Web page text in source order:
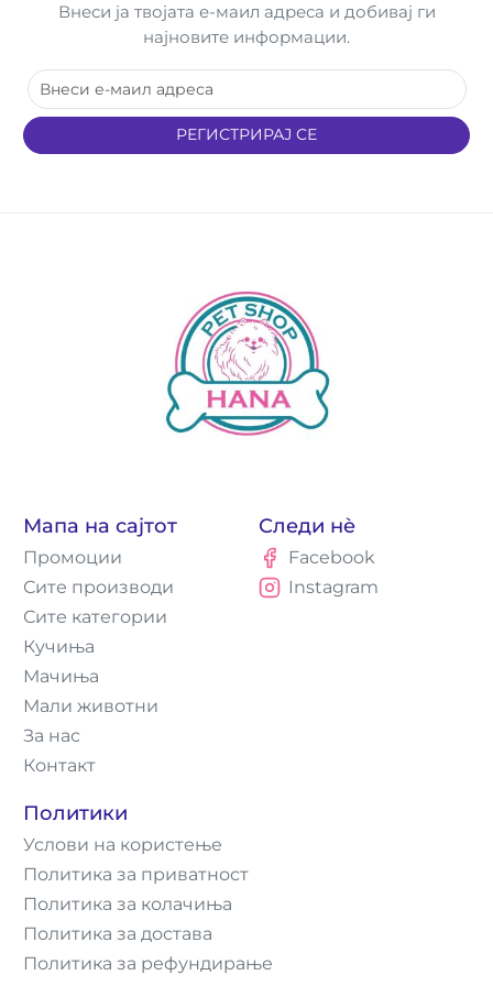
Внеси ја твојата е-маил адреса и добивај ги
најновите информации.
РЕГИСТРИРАЈ СЕ
Мапа на сајтот
Промоции
Сите производи
Сите категории
Кучиња
Мачиња
Мали животни
За нас
Контакт
Политики
Услови на користење
Политика за приватност
Политика за колачиња
Политика за достава
Политика за рефундирање
Следи нè
Facebook
Instagram